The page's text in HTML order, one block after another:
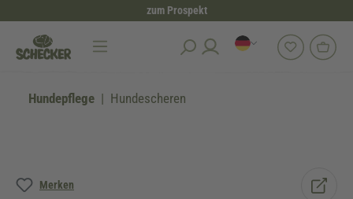
zum Prospekt
Hundepflege Hundescheren
Merken
Bildergalerie überspringen